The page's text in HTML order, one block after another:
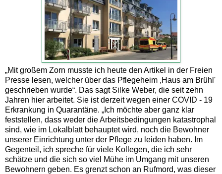
„Mit großem Zorn musste ich heute den Artikel in der Freien
Presse lesen, welcher über das Pflegeheim ,Haus am Brühl'
geschrieben wurde“. Das sagt Silke Weber, die seit zehn
Jahren hier arbeitet. Sie ist derzeit wegen einer COVID - 19
Erkrankung in Quarantäne. „Ich möchte aber ganz klar
feststellen, dass weder die Arbeitsbedingungen katastrophal
sind, wie im Lokalblatt behauptet wird, noch die Bewohner
unserer Einrichtung unter der Pflege zu leiden haben. Im
Gegenteil, ich spreche für viele Kollegen, die ich sehr
schätze und die sich so viel Mühe im Umgang mit unseren
Bewohnern geben. Es grenzt schon an Rufmord, was dieser